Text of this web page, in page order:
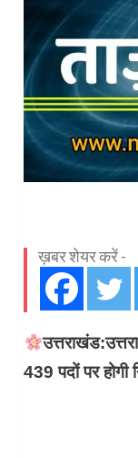
ख़बर शेयर करें -
439 पदों पर